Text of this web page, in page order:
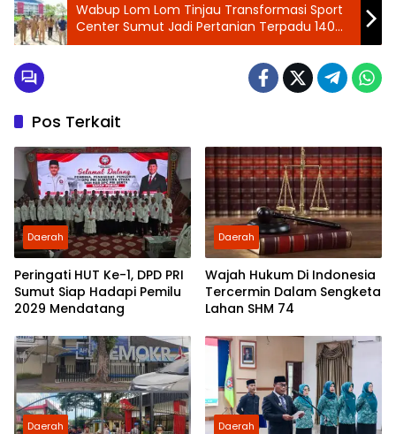
‎Wabup Lom Lom Tinjau Transformasi Sport
Center Sumut Jadi Pertanian Terpadu 140
Hektare
Pos Terkait
Daerah
Peringati HUT Ke-1, DPD PRI
Sumut Siap Hadapi Pemilu
2029 Mendatang
Daerah
Wajah Hukum Di Indonesia
Tercermin Dalam Sengketa
Lahan SHM 74
Daerah Daerah